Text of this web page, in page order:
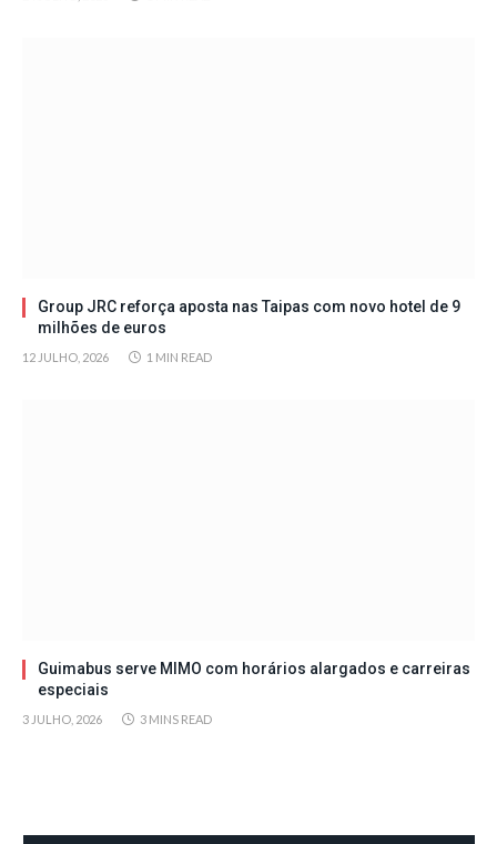
Group JRC reforça aposta nas Taipas com novo hotel de 9
milhões de euros
12 JULHO, 2026 1 MIN READ
Guimabus serve MIMO com horários alargados e carreiras
especiais
3 JULHO, 2026 3 MINS READ